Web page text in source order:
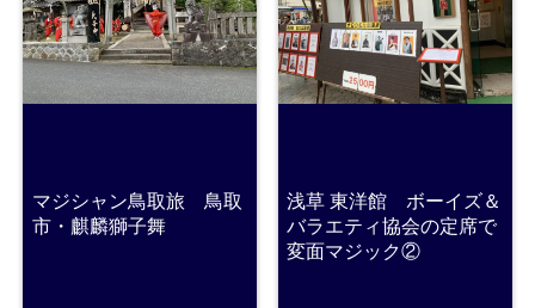
マジシャン鳥取旅 鳥取
市・麒麟獅子舞
浅草 東洋館 ボーイズ＆
バラエティ協会の定席で
変面マジック②